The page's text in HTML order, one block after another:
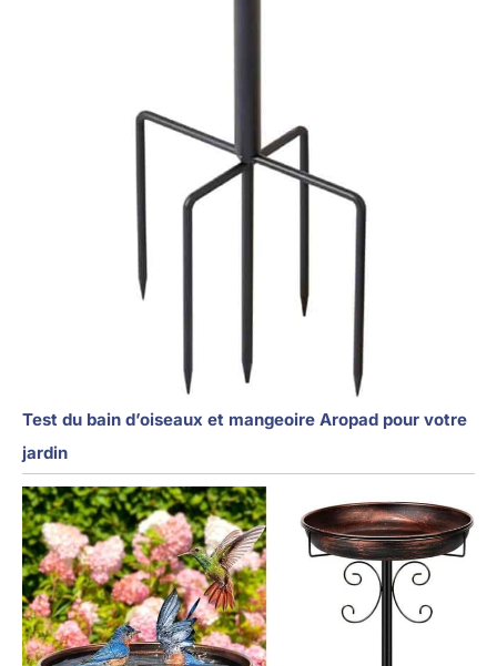
Test du bain d’oiseaux et mangeoire Aropad pour votre
jardin